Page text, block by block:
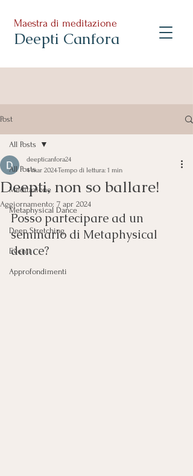
Maestra di meditazione
Deepti Canfora
Post
All Posts
Meditazione
Metaphysical Dance
Deep Stretching
Eventi
Approfondimenti
All Posts
Deepti, non so ballare!
deepticanfora24
4 mar 2024Tempo di lettura: 1 min
Aggiornamento: 7 apr 2024
Posso partecipare ad un
seminario di Metaphysical
dance?